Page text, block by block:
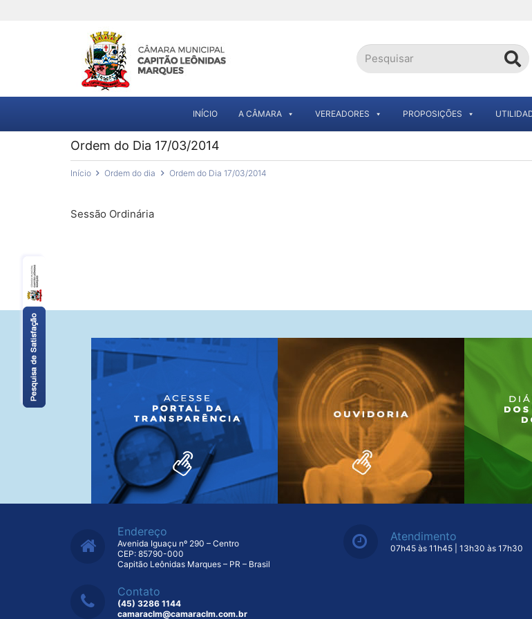
INÍCIO A CÂMARA VEREADORES PROPOSIÇÕES
Ordem do Dia 17/03/2014
Início Ordem do dia Ordem do Dia 17/03/2014
Sessão Ordinária
Endereço
Avenida Iguaçu nº 290 – Centro
CEP: 85790-000
Capitão Leônidas Marques – PR – Brasil
Contato
(45) 3286 1144
camaraclm@camaraclm.com.br
Atendimento
07h45 às 11h45 | 13h30 às 17h30